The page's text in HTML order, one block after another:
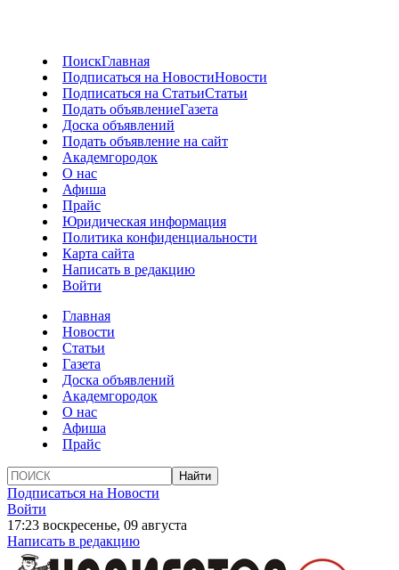
ПоискГлавная
Подписаться на НовостиНовости
Подписаться на СтатьиСтатьи
Подать объявлениеГазета
Доска объявлений
Подать объявление на сайт
Академгородок
О нас
Афиша
Прайс
Юридическая информация
Политика конфиденциальности
Карта сайта
Написать в редакцию
Войти
Главная
Новости
Статьи
Газета
Доска объявлений
Академгородок
О нас
Афиша
Прайс
Подписаться на Новости
Войти
17:23 воскресенье, 09 августа
Написать в редакцию